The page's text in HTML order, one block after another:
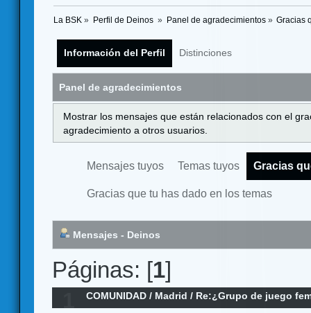
La BSK » Perfil de Deinos » Panel de agradecimientos» Gracias
Información del Perfil Distinciones
Panel de agradecimientos
Mostrar los mensajes que están relacionados con el
agradecimiento a otros usuarios.
Mensajes tuyos Temas tuyos Gracias
Gracias que tu has dado en los temas
Mensajes - Deinos
Páginas: [1]
COMUNIDAD / Madrid / Re:¿Grupo de juego